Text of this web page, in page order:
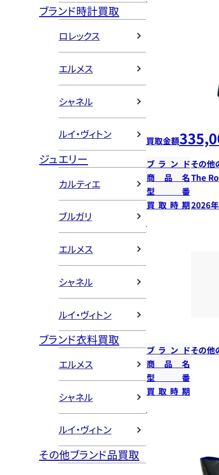
ブランド時計買取
ロレックス
エルメス
シャネル
ルイ・ヴィトン
ジュエリー
カルティエ
ブルガリ
エルメス
シャネル
ルイ・ヴィトン
ブランド衣料買取
エルメス
シャネル
ルイ・ヴィトン
その他ブランド品買取
買取金額
ブランドその他
商品名The
型番
買取時期2026
ブランドその他
商品名
型番
買取時期